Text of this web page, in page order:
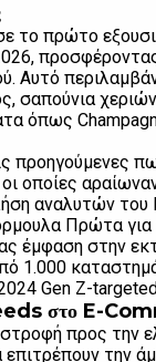
το πρώτο
Αυτό
όπως
προηγούμενες
οποίες
αναλυτών του
Πρώτα
έμφαση στην
1.000
Gen Z-
στο E-
στροφή προς
την